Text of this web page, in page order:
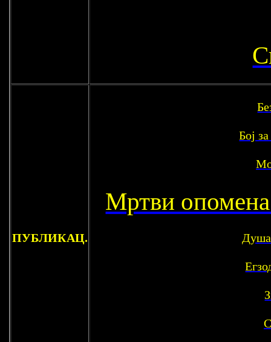
ПУБЛИКАЦ.
Бој
Мртви